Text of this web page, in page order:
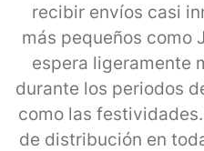
recibir envíos casi
más pequeños como
espera ligeramente
durante los periodos
como las
de distribución en